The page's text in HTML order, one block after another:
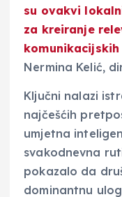
su ovakvi
za kreiranje
Nermina Kelić,
Ključni nalazi
najčešćih
umjetna
svakodnevna
pokazalo da
dominantnu